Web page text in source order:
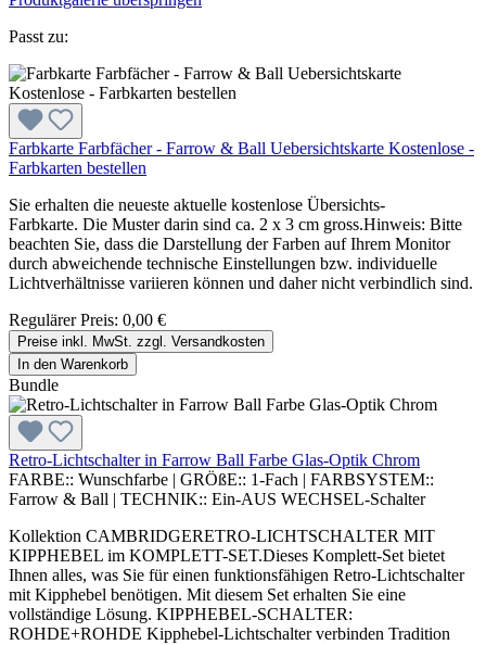
Passt zu:
Farbkarte Farbfächer - Farrow & Ball Uebersichtskarte Kostenlose -
Farbkarten bestellen
Sie erhalten die neueste aktuelle kostenlose Übersichts-
Farbkarte. Die Muster darin sind ca. 2 x 3 cm gross.Hinweis: Bitte
beachten Sie, dass die Darstellung der Farben auf Ihrem Monitor
durch abweichende technische Einstellungen bzw. individuelle
Lichtverhältnisse variieren können und daher nicht verbindlich sind.
Regulärer Preis: 0,00 €
Preise inkl. MwSt. zzgl. Versandkosten
In den Warenkorb
Bundle
Retro-Lichtschalter in Farrow Ball Farbe Glas-Optik Chrom
FARBE:: Wunschfarbe | GRÖßE:: 1-Fach | FARBSYSTEM::
Farrow & Ball | TECHNIK:: Ein-AUS WECHSEL-Schalter
Kollektion CAMBRIDGERETRO-LICHTSCHALTER MIT
KIPPHEBEL im KOMPLETT-SET.Dieses Komplett-Set bietet
Ihnen alles, was Sie für einen funktionsfähigen Retro-Lichtschalter
mit Kipphebel benötigen. Mit diesem Set erhalten Sie eine
vollständige Lösung. KIPPHEBEL-SCHALTER:
ROHDE+ROHDE Kipphebel-Lichtschalter verbinden Tradition